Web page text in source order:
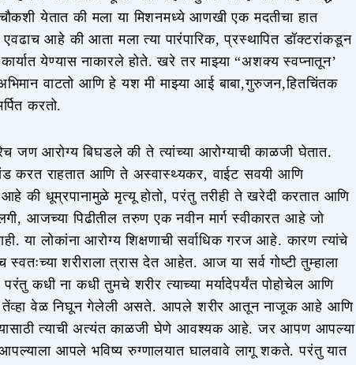
येतात की मला या मिशनमध्ये आणखी एक मदतीचा हात
आहे की आता मला त्या पारंपारिक, प्रस्थापित डॉक्टरांकडून
येण्यास नाकारले होते. खरे तर माझ्या “अशक्य स्वप्नातून’
वाटतो आणि हे यश मी माझ्या आई बाबा,गुरुजन,हितचिंतक
करतो.
जण आरोग्य बिघडले की ते त्यांच्या आरोग्याची काळजी घेतात.
करत राहतात आणि ते अस्वास्थ्यकर, वाईट सवयी आणि
आहे की धूम्रपानामुळे मृत्यू होतो, परंतु तरीही ते खरेदी करतात आणि
आजच्या पिढीतील तरुण एक नवीन मार्ग स्वीकारत आहे जो
या लोकांना आरोग्य शिक्षणाची सर्वाधिक गरज आहे. कारण त्यांचे
शरीराला त्रास देत आहेत. आज या सर्व गोष्टी तुम्हाला
कधी ना कधी तुमचे शरीर त्याच्या मर्यादेपर्यंत पोहोचेल आणि
पण तेंव्हा वेळ निघून गेलेली असते. आपले शरीर आतून नाजूक आहे आणि
त्याची अत्यंत काळजी घेणे आवश्यक आहे. जर आपण आपल्या
आपले भविष्य रुग्णालयात घालवावे लागू शकते. परंतु यात